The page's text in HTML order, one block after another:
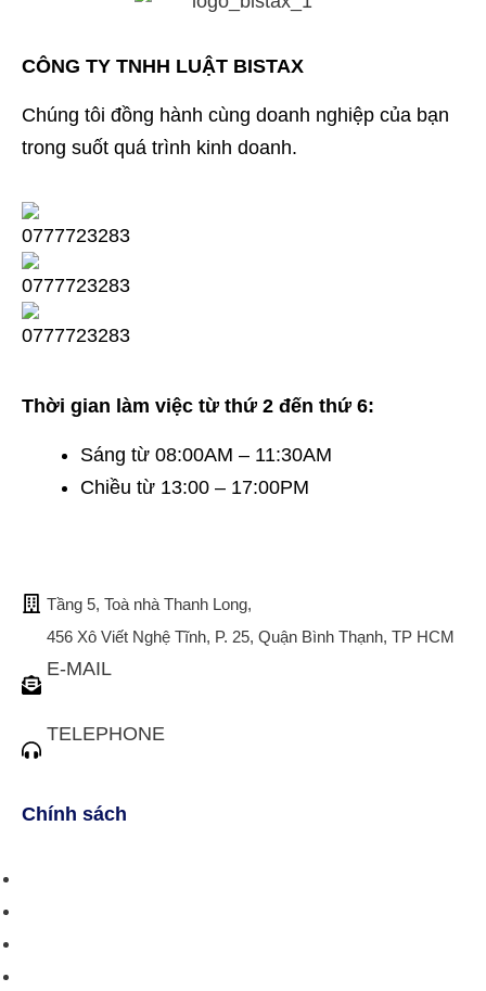
CÔNG TY TNHH LUẬT BISTAX
Chúng tôi đồng hành cùng doanh nghiệp của bạn
trong suốt quá trình kinh doanh.
Thời gian làm việc từ thứ 2 đến thứ 6:
Sáng từ 08:00AM – 11:30AM
Chiều từ 13:00 – 17:00PM
Tầng 5, Toà nhà Thanh Long,
456 Xô Viết Nghệ Tĩnh, P. 25, Quận Bình Thạnh, TP HCM
E-MAIL
TELEPHONE
Chính sách